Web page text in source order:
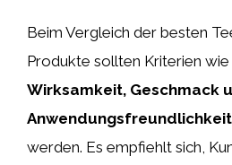
Beim Vergleich der besten
Produkte sollten Kriterien wie
Wirksamkeit, Geschmack
Anwendungsfreundlichkeit
werden. Es empfiehlt sich,